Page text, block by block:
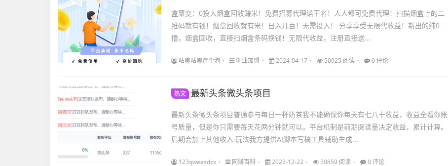
盒聚变：0投入烟盒回收赚米！免费招募代理诺干名！人人都可免费代理！扫描烟盒上的二
维码就有钱！烟盒回收就有米！日入几百！无需投入！ 分享享受无限代收益！新出的纯0
撸，烟盒回收，直接扫烟盒条码换钱！无限代收益，注册直接送...
咕嘟咕嘟冒个泡 创业加盟 2024-04-17 50925 阅读 0 评论
热文 最新头条微头条项目
最新头条微头条项目普通参与每日一杯奶茶我不能确保你每天有七八十收益，收益全看你账
号质量，但是你只需要每天花两分钟就可以。平台机制是前期阅读量决定收益，累计计算。
后期会加上其他收入·玩法我方提供AI脚本写稿工具辅助生成...
123qweasdzx 网赚百科 2023-12-22 50859 阅读 0 评论